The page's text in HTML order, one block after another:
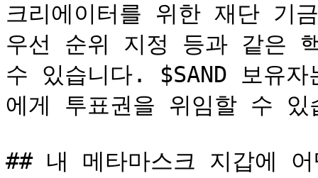
크리에이터를 위한 재단 기
우선 순위 지정 등과 같은
수 있습니다. $SAND 보유
에게 투표권을 위임할 수 있
## 내 메타마스크 지갑에